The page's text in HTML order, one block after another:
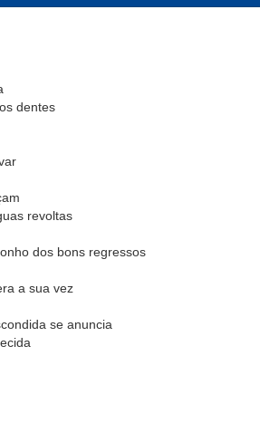
dentes
revoltas
dos bons regressos
a sua vez
se anuncia